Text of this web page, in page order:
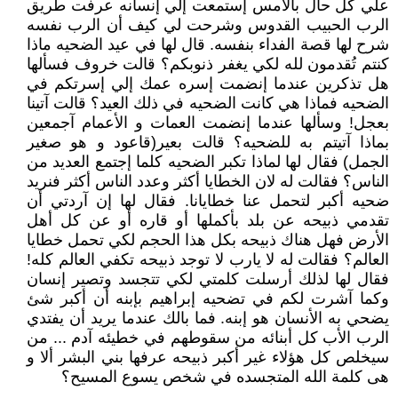
علي كل حال بالأمس إستمعت إلي إنسانه عرفت طريق
الرب الحبيب القدوس وشرحت لي كيف أن الرب نفسه
شرح لها قصة الفداء بنفسه. قال لها في عيد الضحيه ماذا
كنتم تُقدمون لله لكي يغفر ذنوبكم؟ قالت خروف فسألها
هل تذكرين عندما إنضمت إسره عمك إلي إسرتكم في
الضحيه فماذا هي كانت الضحيه في ذلك العيد؟ قالت آتينا
بعجل! وسألها عندما إنضمت العمات و الأعمام آجمعين
بماذا آتيتم به للضحيه؟ قالت بعير(قاعود و هو صغير
الجمل) فقال لها لماذا تكبر الضحيه كلما إجتمع العديد من
الناس؟ فقالت له لان الخطايا أكثر وعدد الناس أكثر فنريد
ضحيه أكبر لتحمل عنا خطايانا. فقال لها إن آردتي أن
تقدمي ذبيحه عن بلد بأكملها أو قاره أو عن كل أهل
الأرض فهل هناك ذبيحه بكل هذا الحجم لكي تحمل خطايا
العالم؟ فقالت له لا يارب لا توجد ذبيحه تكفي العالم كله!
فقال لها لذلك أرسلت كلمتي لكي تتجسد وتصير إنسان
وكما آشرت لكم في تضحيه إبراهيم بإبنه أن أكبر شئ
يضحي به الأنسان هو إبنه. فما بالك عندما يريد أن يفتدي
الرب الأب كل أبنائه من سقوطهم في خطيئه آدم ... من
سيخلص كل هؤلاء غير أكبر ذبيحه عرفها بني البشر ألا و
هى كلمة الله المتجسده في شخص يسوع المسيح؟